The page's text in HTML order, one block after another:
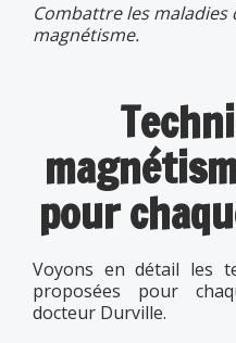
Combattre les maladies
magnétisme.
pour
Voyons en détail les
proposées pour
docteur Durville.